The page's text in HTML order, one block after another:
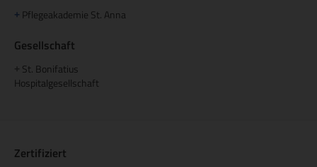
+ Pflegeakademie St. Anna
Gesellschaft
St. Bonifatius
Hospitalgesellschaft
Zertifiziert